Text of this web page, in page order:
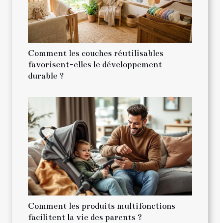
Comment les couches réutilisables
favorisent-elles le développement
durable ?
Comment les produits multifonctions
facilitent la vie des parents ?